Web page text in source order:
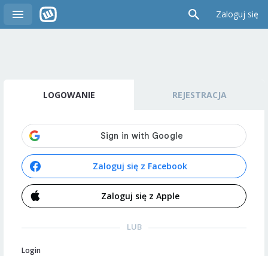
Zaloguj się
LOGOWANIE REJESTRACJA
Zaloguj się z Facebook
Zaloguj się z Apple
LUB
Login